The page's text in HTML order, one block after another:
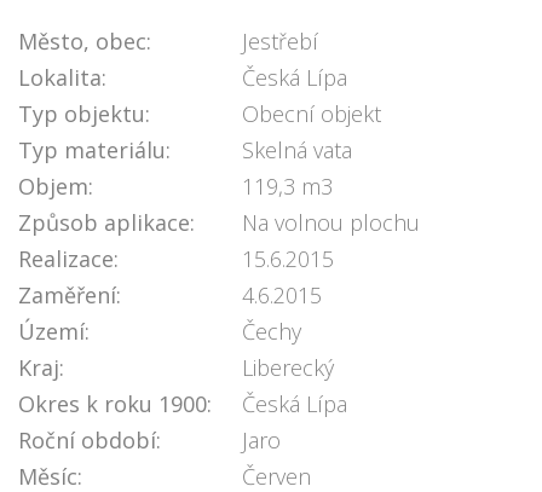
Město, obec:
Jestřebí
Lokalita:
Česká Lípa
Typ objektu:
Obecní objekt
Typ materiálu:
Skelná vata
Objem:
119,3 m3
Způsob aplikace:
Na volnou plochu
Realizace:
15.6.2015
Zaměření:
4.6.2015
Území:
Čechy
Kraj:
Liberecký
Okres k roku 1900:
Česká Lípa
Roční období:
Jaro
Měsíc:
Červen